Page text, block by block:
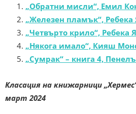
„Обратни мисли“, Емил
„Железен пламък“, Ребека
„Четвърто крило“, Ребека
„Някога имало“, Кияш
„Сумрак“ – книга 4,
Класация на книжарници
март 2024